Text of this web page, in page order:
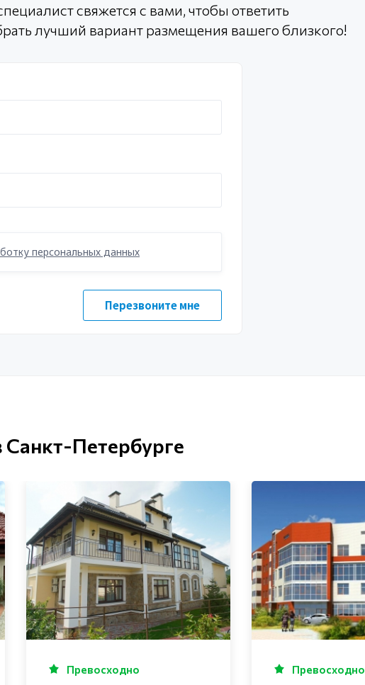
свяжется с вами, чтобы ответить
лучший вариант размещения вашего близкого!
Санкт-Петербурге
Превосходно Превосходно